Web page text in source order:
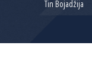
Tin Bojadžija